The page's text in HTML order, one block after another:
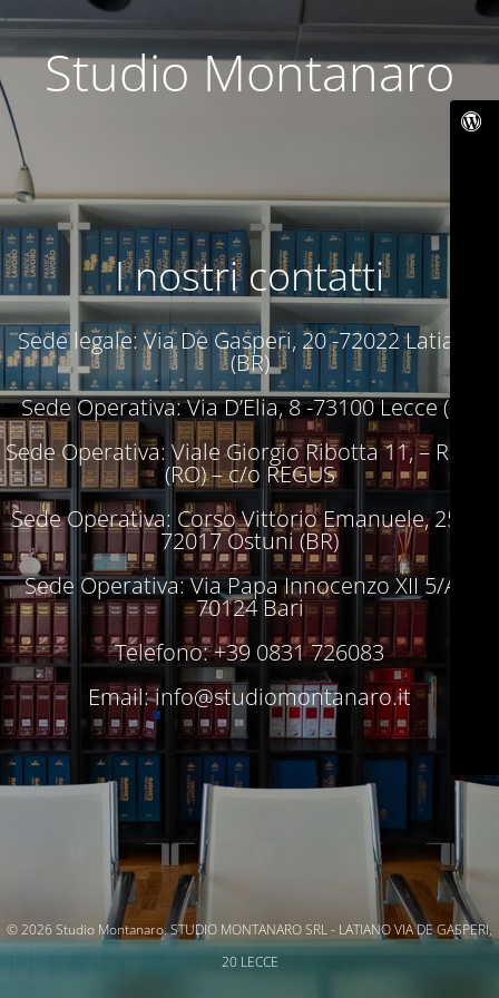
Studio Montanaro
I nostri contatti
Sede legale: Via De Gasperi, 20 -72022 Latiano
(BR)
Sede Operativa: Via D’Elia, 8 -73100 Lecce (LE)
Sede Operativa: Viale Giorgio Ribotta 11, – Roma
(RO) – c/o REGUS
Sede Operativa: Corso Vittorio Emanuele, 250 –
72017 Ostuni (BR)
Sede Operativa: Via Papa Innocenzo XII 5/A –
70124 Bari
Telefono: +39 0831 726083
Email:info@studiomontanaro.it
© 2026 Studio Montanaro. STUDIO MONTANARO SRL - LATIANO VIA DE GASPERI,
20 LECCE